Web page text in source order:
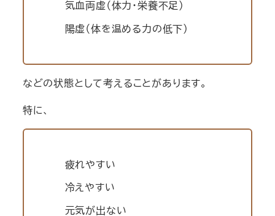
気血両虚（体力・栄養不足）
陽虚（体を温める力の低下）
などの状態として考えることがあります。
特に、
疲れやすい
冷えやすい
元気が出ない